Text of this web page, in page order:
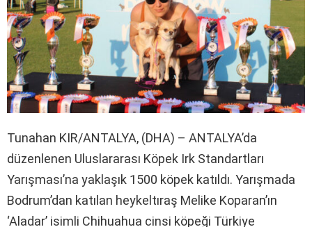
Tunahan KIR/ANTALYA, (DHA) – ANTALYA’da
düzenlenen Uluslararası Köpek Irk Standartları
Yarışması’na yaklaşık 1500 köpek katıldı. Yarışmada
Bodrum’dan katılan heykeltıraş Melike Koparan’ın
‘Aladar’ isimli Chihuahua cinsi köpeği Türkiye